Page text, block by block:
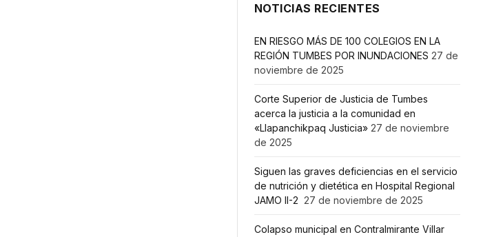
NOTICIAS RECIENTES
EN RIESGO MÁS DE 100 COLEGIOS EN LA
REGIÓN TUMBES POR INUNDACIONES 27 de
noviembre de 2025
Corte Superior de Justicia de Tumbes
acerca la justicia a la comunidad en
«Llapanchikpaq Justicia» 27 de noviembre
de 2025
Siguen las graves deficiencias en el servicio
de nutrición y dietética en Hospital Regional
JAMO II-2 27 de noviembre de 2025
Colapso municipal en Contralmirante Villar